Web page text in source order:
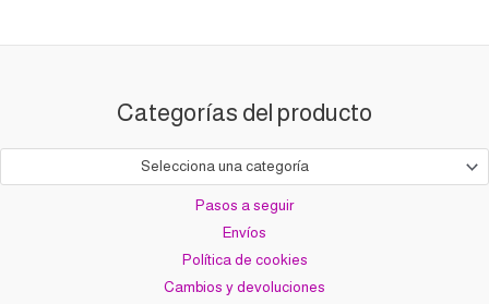
Categorías del producto
Selecciona una categoría
Pasos a seguir
Envíos
Política de cookies
Cambios y devoluciones